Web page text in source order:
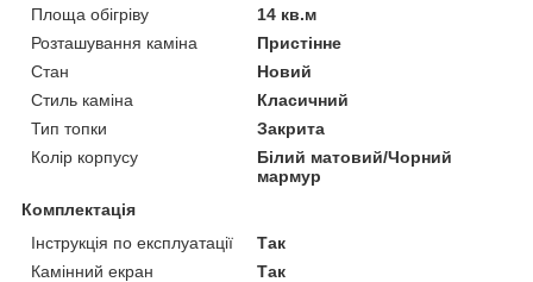
Площа обігріву
14 кв.м
Розташування каміна
Пристінне
Стан
Новий
Стиль каміна
Класичний
Тип топки
Закрита
Колір корпусу
Білий матовий/Чорний
мармур
Комплектація
Інструкція по експлуатації
Так
Камінний екран
Так